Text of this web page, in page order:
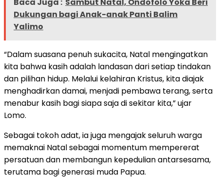
Dukungan bagi Anak-anak Panti Balim
Yalimo
“Dalam suasana penuh sukacita, Natal mengingatkan
kita bahwa kasih adalah landasan dari setiap tindakan
dan pilihan hidup. Melalui kelahiran Kristus, kita diajak
menghadirkan damai, menjadi pembawa terang, serta
menabur kasih bagi siapa saja di sekitar kita,” ujar
Lomo.
Sebagai tokoh adat, ia juga mengajak seluruh warga
memaknai Natal sebagai momentum mempererat
persatuan dan membangun kepedulian antarsesama,
terutama bagi generasi muda Papua.